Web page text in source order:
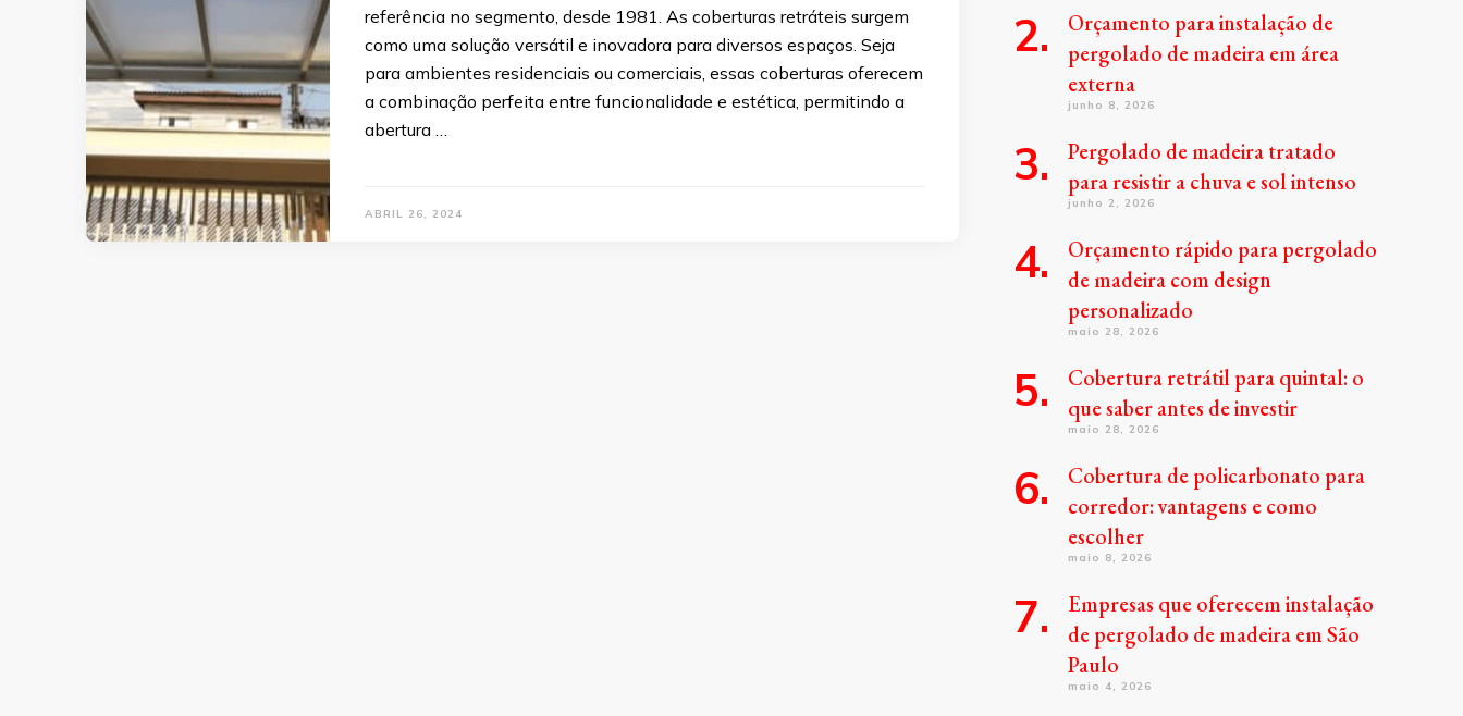
referência no segmento, desde 1981. As coberturas retráteis surgem
como uma solução versátil e inovadora para diversos espaços. Seja
para ambientes residenciais ou comerciais, essas coberturas oferecem
a combinação perfeita entre funcionalidade e estética, permitindo a
abertura …
ABRIL 26, 2024
Orçamento para instalação de
pergolado de madeira em área
externa
junho 8, 2026
Pergolado de madeira tratado
para resistir a chuva e sol intenso
junho 2, 2026
Orçamento rápido para pergolado
de madeira com design
personalizado
maio 28, 2026
Cobertura retrátil para quintal: o
que saber antes de investir
maio 28, 2026
Cobertura de policarbonato para
corredor: vantagens e como
escolher
maio 8, 2026
Empresas que oferecem instalação
de pergolado de madeira em São
Paulo
maio 4, 2026